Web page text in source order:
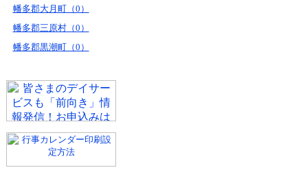
幡多郡大月町（0）
幡多郡三原村（0）
幡多郡黒潮町（0）